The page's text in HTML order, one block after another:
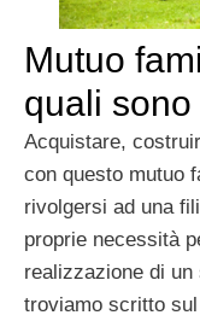
Mutuo
quali
Acquistare,
con questo mutuo
rivolgersi ad una
proprie necessità
realizzazione di
troviamo scritto